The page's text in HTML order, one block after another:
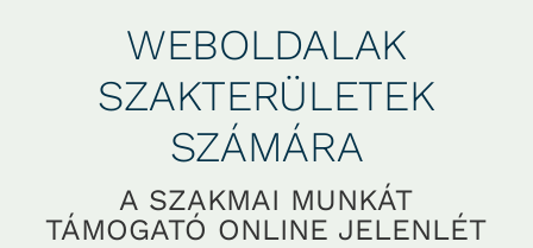
WEBOLDALAK
SZAKTERÜLETEK
SZÁMÁRA
A SZAKMAI MUNKÁT
TÁMOGATÓ ONLINE JELENLÉT